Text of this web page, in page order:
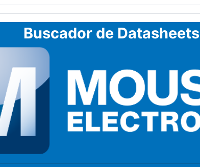
Buscador de Datasheets